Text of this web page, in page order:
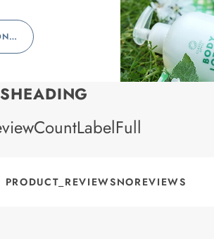
PRODUCT_SERIESBUTTONLABEL
PRODUCT_REVIEWSNOREVIEWS